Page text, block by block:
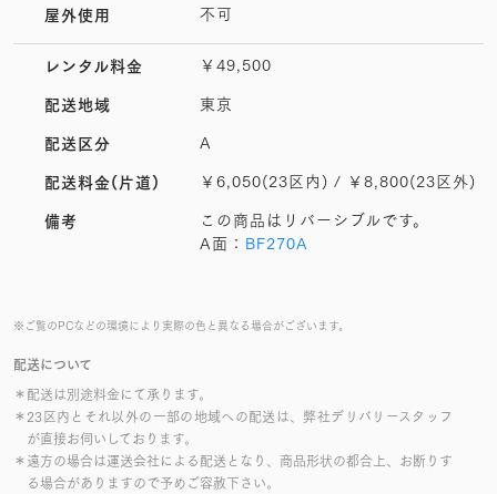
※ご覧のPCなどの環境により実際の色と異なる場合がございます。
配送について
＊配送は別途料金にて承ります。
＊23区内とそれ以外の一部の地域への配送は、弊社デリバリースタッフ
が直接お伺いしております。
＊遠方の場合は運送会社による配送となり、商品形状の都合上、お断りす
る場合がありますので予めご容赦下さい。
屋外使用 不可
レンタル料金 ￥49,500
配送地域 東京
配送区分 A
配送料金(片道) ￥6,050(23区内) / ￥8,800(23区外)
備考
この商品はリバーシブルです。
A面： BF270A